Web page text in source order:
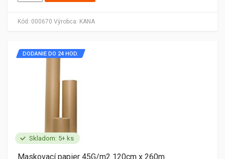
Kód: 000670 Výrobca: KANA
Skladom: 5+ ks
DODANIE DO 24 HOD.
Maskovací papier 45G/m2 120cm x 260m